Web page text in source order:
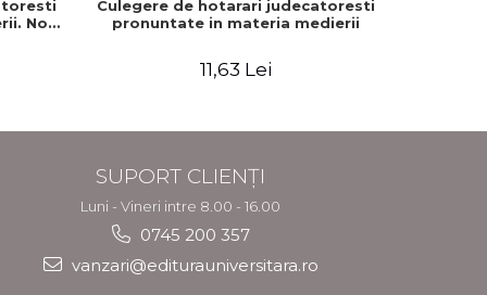
Note
Culegere de hotarari judecatoresti
pronuntate in materia medierii
11,63 Lei
SUPORT CLIENȚI
Luni - Vineri intre 8.00 - 16.00
0745 200 357
vanzari@editurauniversitara.ro